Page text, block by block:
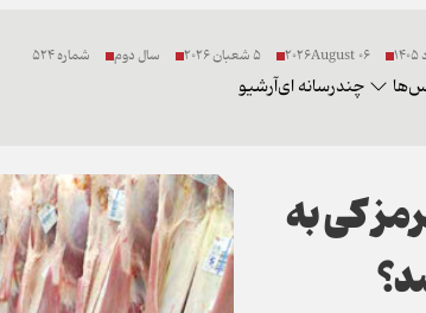
06 2026August 5 شعبان 2026 سال دوم شماره 524
چندرسانه ایآرشیو
کی به